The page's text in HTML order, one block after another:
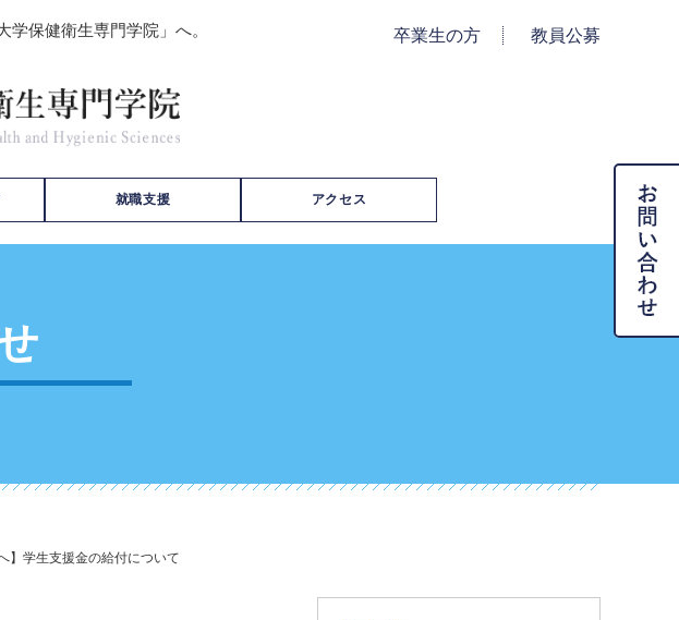
保健衛生専門学院」へ。 卒業生の方 教員公募
就職支援 アクセス
】学生支援金の給付について